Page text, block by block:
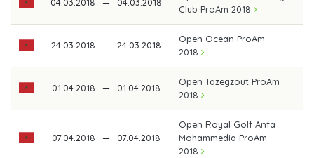
Club ProAm 2018
24.03.2018 — 24.03.2018
Open Ocean ProAm
2018
01.04.2018 — 01.04.2018
Open Tazegzout ProAm
2018
07.04.2018 — 07.04.2018
Open Royal Golf Anfa
Mohammedia ProAm
2018